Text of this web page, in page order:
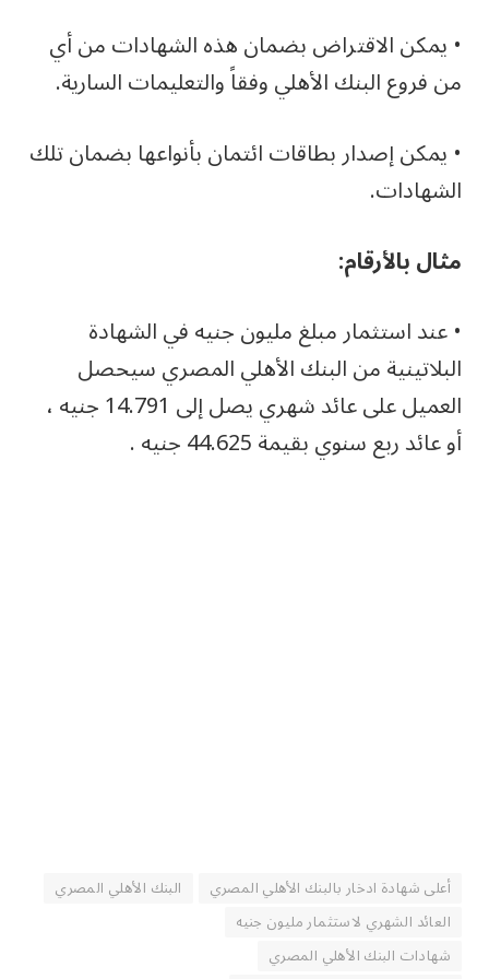
• يمكن الاقتراض بضمان هذه الشهادات من أي
من فروع البنك الأهلي وفقاً والتعليمات السارية.
• يمكن إصدار بطاقات ائتمان بأنواعها بضمان تلك
الشهادات.
مثال بالأرقام:
• عند استثمار مبلغ مليون جنيه في الشهادة
البلاتينية من البنك الأهلي المصري سيحصل
العميل على عائد شهري يصل إلى 14.791 جنيه ،
أو عائد ربع سنوي بقيمة 44.625 جنيه .
أعلى شهادة ادخار بالبنك الأهلي المصري
البنك الأهلي المصري
العائد الشهري لاستثمار مليون جنيه
شهادات البنك الأهلي المصري